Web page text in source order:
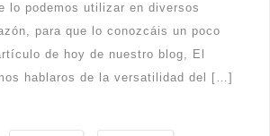
lo podemos utilizar en diversos
para que lo conozcáis un poco
de hoy de nuestro blog, El
hablaros de la versatilidad del […]